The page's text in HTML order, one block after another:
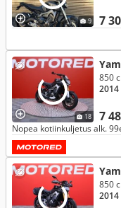
9 7
18 7
850
2014
Nopea kotiinkuljetus alk.
850
2014